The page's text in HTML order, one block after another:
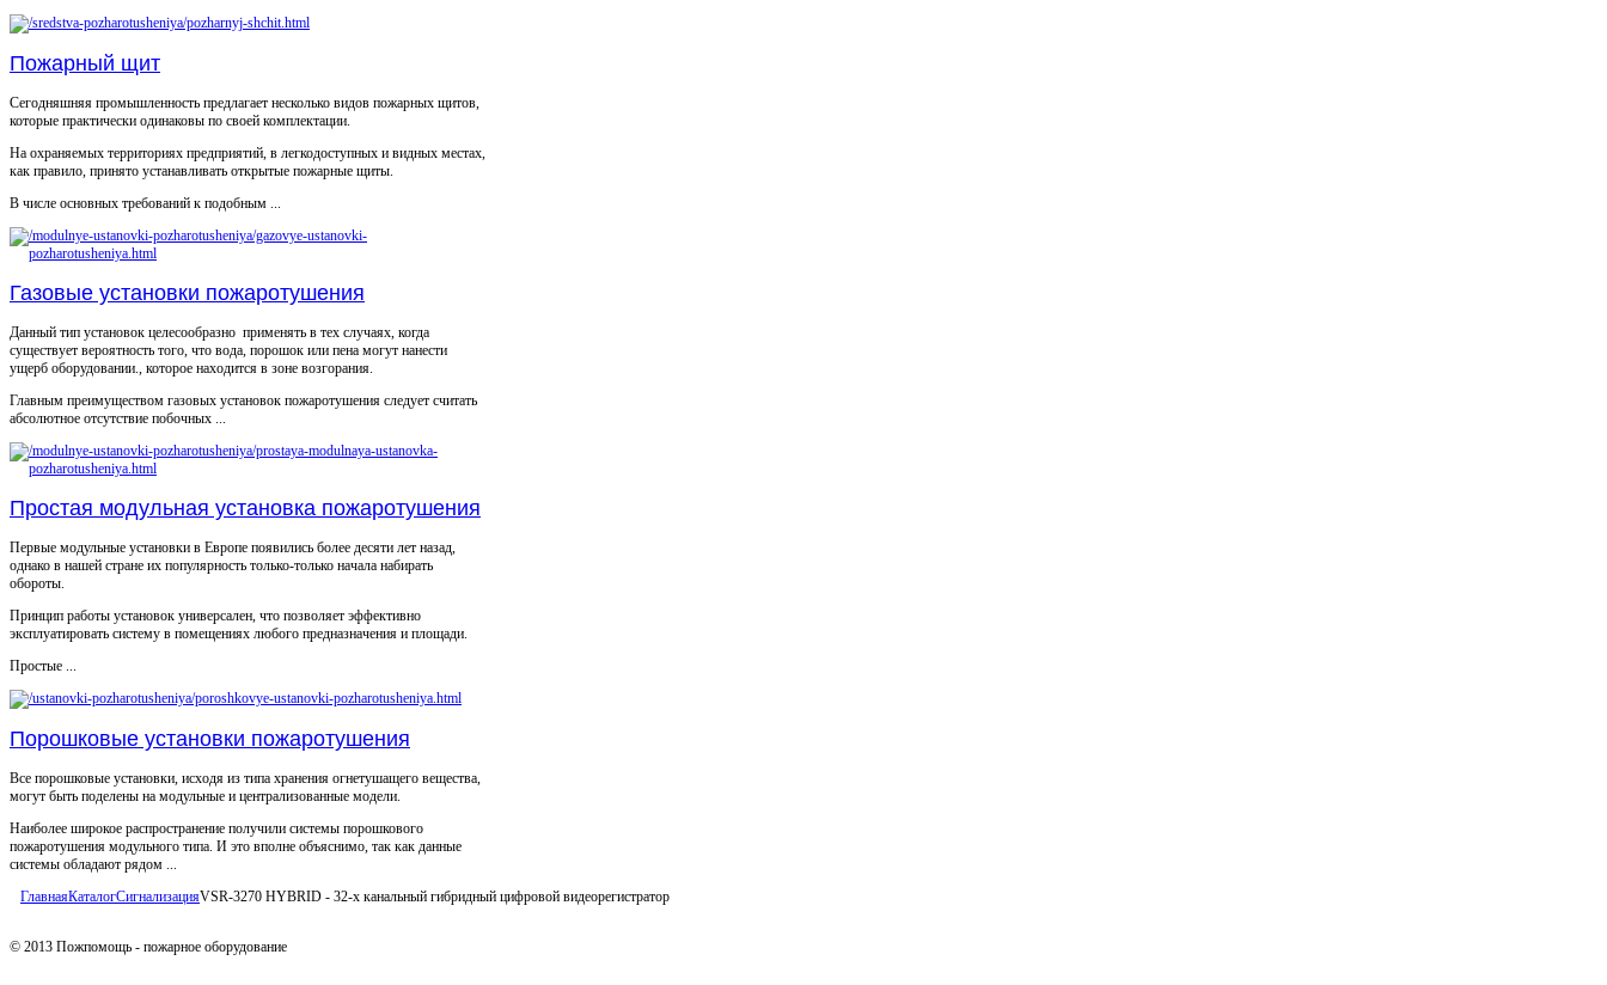
Пожарный щит
Сегодняшняя промышленность предлагает несколько видов пожарных щитов,
которые практически одинаковы по своей комплектации.
На охраняемых территориях предприятий, в легкодоступных и видных местах,
как правило, принято устанавливать открытые пожарные щиты.
В числе основных требований к подобным ...
Газовые установки пожаротушения
Данный тип установок целесообразно применять в тех случаях, когда
существует вероятность того, что вода, порошок или пена могут нанести
ущерб оборудовании., которое находится в зоне возгорания.
Главным преимуществом газовых установок пожаротушения следует считать
абсолютное отсутствие побочных ...
Простая модульная установка пожаротушения
Первые модульные установки в Европе появились более десяти лет назад,
однако в нашей стране их популярность только-только начала набирать
обороты.
Принцип работы установок универсален, что позволяет эффективно
эксплуатировать систему в помещениях любого предназначения и площади.
Простые ...
Порошковые установки пожаротушения
Все порошковые установки, исходя из типа хранения огнетушащего вещества,
могут быть поделены на модульные и централизованные модели.
Наиболее широкое распространение получили системы порошкового
пожаротушения модульного типа. И это вполне объяснимо, так как данные
системы обладают рядом ...
ГлавнаяКаталогСигнализацияVSR-3270 HYBRID - 32-х канальный гибридный цифровой видеорегистратор
© 2013 Пожпомощь - пожарное оборудование